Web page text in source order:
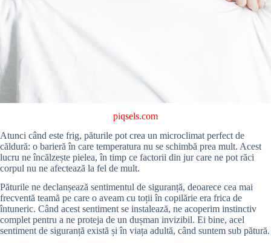
piqsels.com
Atunci când este frig, păturile pot crea un microclimat perfect de
căldură: o barieră în care temperatura nu se schimbă prea mult. Acest
lucru ne încălzește pielea, în timp ce factorii din jur care ne pot răci
corpul nu ne afectează la fel de mult.
Păturile ne declanșează sentimentul de siguranță, deoarece cea mai
frecventă teamă pe care o aveam cu toții în copilărie era frica de
întuneric. Când acest sentiment se instalează, ne acoperim instinctiv
complet pentru a ne proteja de un dușman invizibil. Ei bine, acel
sentiment de siguranță există și în viața adultă, când suntem sub pătură.